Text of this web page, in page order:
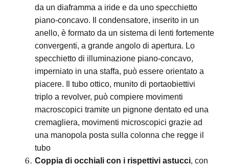
da un diaframma a iride e da uno specchietto
piano-concavo. Il condensatore, inserito in un
anello, è formato da un sistema di lenti fortemente
convergenti, a grande angolo di apertura. Lo
specchietto di illuminazione piano-concavo,
imperniato in una staffa, può essere orientato a
piacere. Il tubo ottico, munito di portaobiettivi
triplo a revolver, può compiere movimenti
macroscopici tramite un pignone dentato ed una
cremagliera, movimenti microscopici grazie ad
una manopola posta sulla colonna che regge il
tubo
Coppia di occhiali con i rispettivi astucci, con